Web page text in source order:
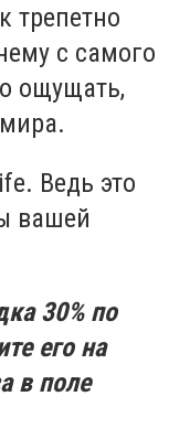
трепетно
с самого
ощущать,
Ведь это
вашей
30% по
его на
в поле